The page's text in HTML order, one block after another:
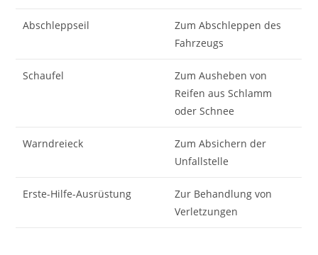
Abschleppseil
Zum Abschleppen des
Fahrzeugs
Schaufel
Zum Ausheben von
Reifen aus Schlamm
oder Schnee
Warndreieck
Zum Absichern der
Unfallstelle
Erste-Hilfe-Ausrüstung
Zur Behandlung von
Verletzungen